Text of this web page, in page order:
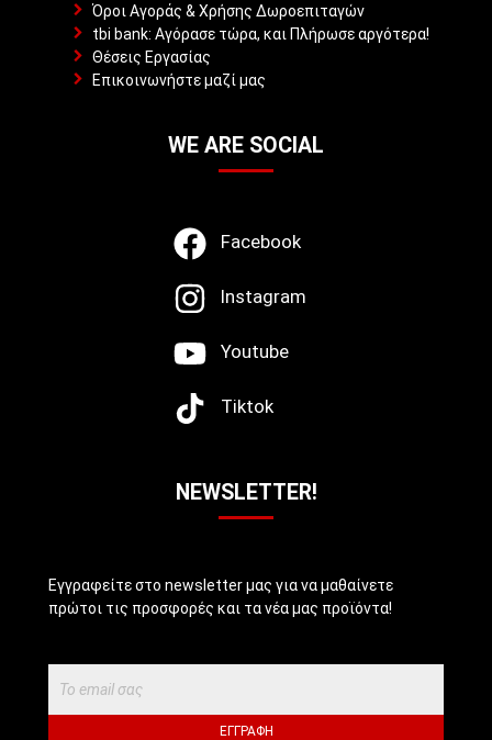
Όροι Αγοράς & Χρήσης Δωροεπιταγών
tbi bank: Αγόρασε τώρα, και Πλήρωσε αργότερα!
Θέσεις Εργασίας
Επικοινωνήστε μαζί μας
WE ARE SOCIAL
Facebook
Instagram
Youtube
Tiktok
NEWSLETTER!
Εγγραφείτε στο newsletter μας για να μαθαίνετε
πρώτοι τις προσφορές και τα νέα μας προϊόντα!
ΕΓΓΡΑΦΉ